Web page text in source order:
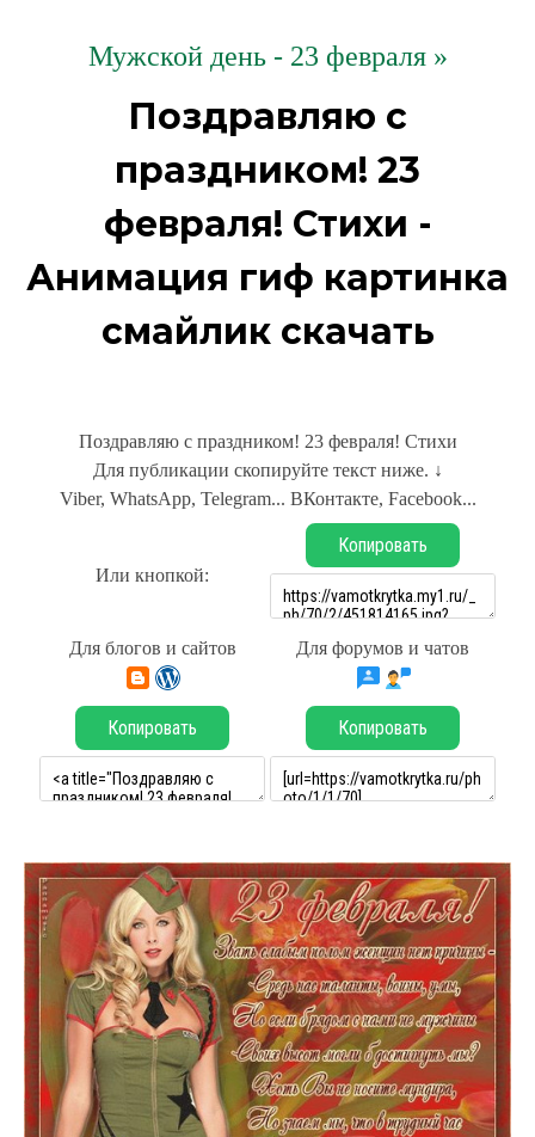
Мужской день - 23 февраля »
Поздравляю с
праздником! 23
февраля! Стихи -
Анимация гиф картинка
смайлик скачать
Поздравляю с праздником! 23 февраля! Стихи
Для публикации скопируйте текст ниже. ↓
Viber, WhatsApp, Telegram... ВКонтакте, Facebook...
Или кнопкой:
Копировать
Для блогов и сайтов Для форумов и чатов
Копировать Копировать